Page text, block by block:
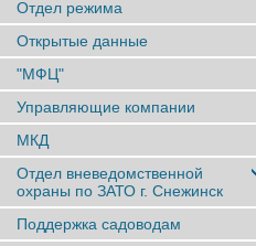
Отдел режима
Открытые данные
"МФЦ"
Управляющие компании
МКД
Отдел вневедомственной
охраны по ЗАТО г. Снежинск
Поддержка садоводам